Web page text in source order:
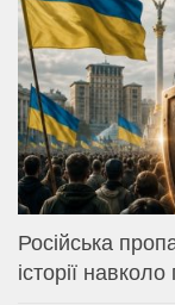
Російська
історії навколо